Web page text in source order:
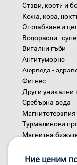
Стави, кости и
Кожа, коса,
Отслабване и
Водорасли -
Витални гъби
Антитуморно
Аюрведа -
Фитнес
Други уникални
Сребърна вода
Магнитотерапия
Турмалинови
Магнитна
Ние ценим